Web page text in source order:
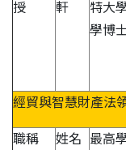
授
軒
特大
學博
經貿與智慧財產法
職稱 姓名 最高